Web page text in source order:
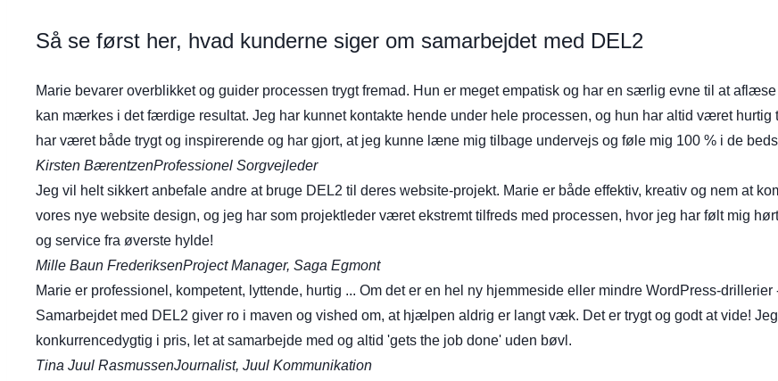
Så se først her, hvad kunderne siger om samarbejdet med DEL2
Marie bevarer overblikket og guider processen trygt fremad. Hun er meget empatisk og har en særlig evne til at
kan mærkes i det færdige resultat. Jeg har kunnet kontakte hende under hele processen, og hun har altid været
har været både trygt og inspirerende og har gjort, at jeg kunne læne mig tilbage undervejs og føle mig 100 % i de
Kirsten BærentzenProfessionel Sorgvejleder
Jeg vil helt sikkert anbefale andre at bruge DEL2 til deres website-projekt. Marie er både effektiv, kreativ og nem at
vores nye website design, og jeg har som projektleder været ekstremt tilfreds med processen, hvor jeg har følt mig
og service fra øverste hylde!
Mille Baun FrederiksenProject Manager, Saga Egmont
Marie er professionel, kompetent, lyttende, hurtig ... Om det er en hel ny hjemmeside eller mindre WordPress-
Samarbejdet med DEL2 giver ro i maven og vished om, at hjælpen aldrig er langt væk. Det er trygt og godt at vide!
konkurrencedygtig i pris, let at samarbejde med og altid 'gets the job done' uden bøvl.
Tina Juul RasmussenJournalist, Juul Kommunikation